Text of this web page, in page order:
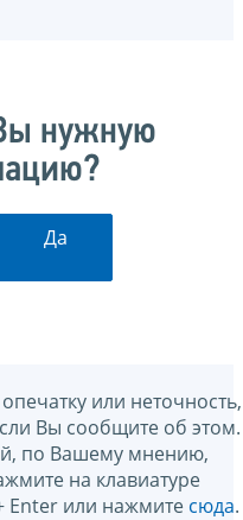
нужную
Да
или неточность,
Вы сообщите об этом.
по Вашему мнению,
на клавиатуре
Enter или нажмите сюда.